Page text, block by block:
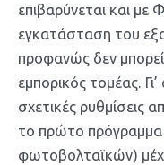
επιβαρύνεται και
εγκατάσταση του
προφανώς δεν
εμπορικός τομέας.
σχετικές ρυθμίσεις
το πρώτο πρόγραμμα
φωτοβολταϊκών)